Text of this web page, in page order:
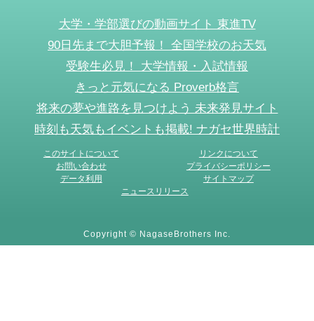
大学・学部選びの動画サイト 東進TV
90日先まで大胆予報！ 全国学校のお天気
受験生必見！ 大学情報・入試情報
きっと元気になる Proverb格言
将来の夢や進路を見つけよう 未来発見サイト
時刻も天気もイベントも掲載! ナガセ世界時計
このサイトについて
リンクについて
お問い合わせ
プライバシーポリシー
データ利用
サイトマップ
ニュースリリース
Copyright © NagaseBrothers Inc.